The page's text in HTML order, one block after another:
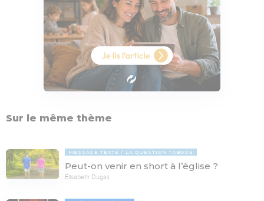
Sur le même thème
MESSAGE TEXTE LA QUESTION TABOUE
Peut-on venir en short à l’église ?
Elisabeth Dugas